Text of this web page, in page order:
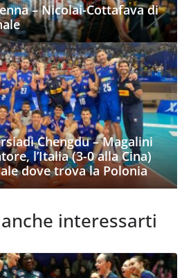
– Nicolai-Cottafava di
Chengdu – Magalini
l’Italia (3-0 alla Cina)
dove trova la Polonia
interessarti